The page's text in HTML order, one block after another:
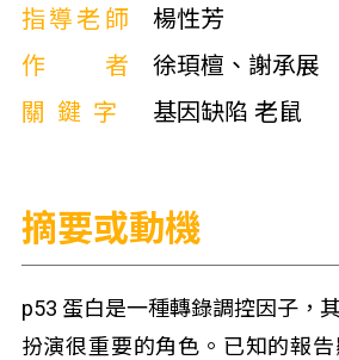
指導老師
楊性芳
作者
徐頊檀、謝承展
關鍵字
基因缺陷 老鼠
摘要或動機
p53 蛋白是一種轉錄調控因子，
扮演很重要的角色。已知的報